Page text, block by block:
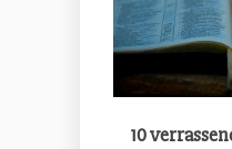
10